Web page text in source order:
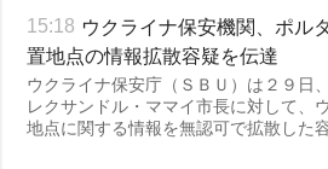
15:18 ウクライナ保安機関、ポル
置地点の情報拡散容疑を伝達
ウクライナ保安庁（ＳＢＵ）は２９日
レクサンドル・ママイ市長に対して、
地点に関する情報を無認可で拡散した